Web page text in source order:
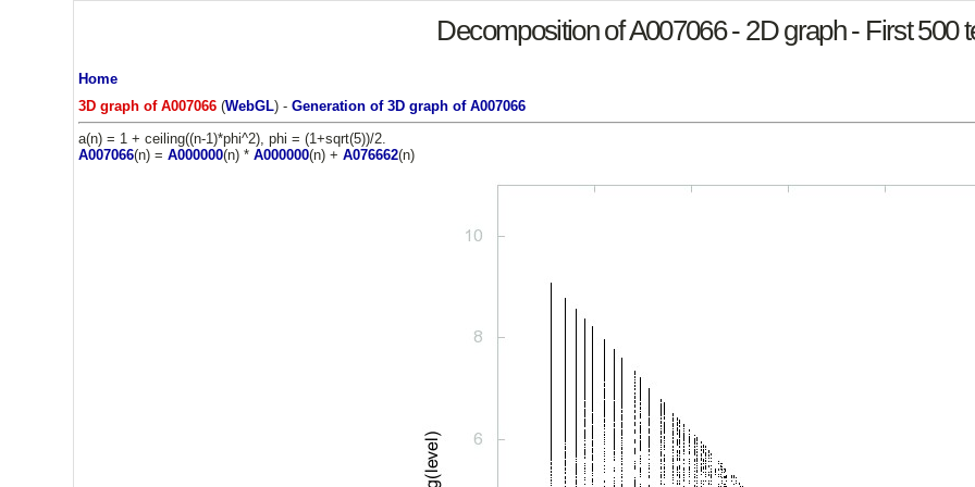
Decomposition of A007066 - 2D graph - First 500
Home
3D graph of A007066 (WebGL) - Generation of 3D graph of A007066
a(n) = 1 + ceiling((n-1)*phi^2), phi = (1+sqrt(5))/2.
A007066(n) = A000000(n) * A000000(n) + A076662(n)